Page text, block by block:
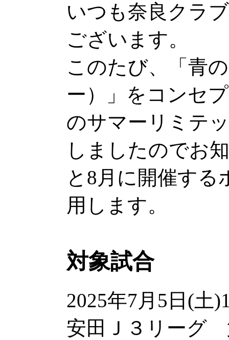
いつも奈良クラ
ございます。
このたび、「青
ー）」をコンセ
のサマーリミテ
しましたのでお
と8月に開催する
用します。
対象試合
2025年7月5日(
安田Ｊ３リーグ